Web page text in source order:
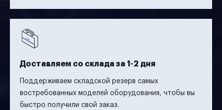
Доставляем со склада за 1-2 дня
Поддерживаем складской резерв самых
востребованных моделей оборудования, чтобы вы
быстро получили свой заказ.